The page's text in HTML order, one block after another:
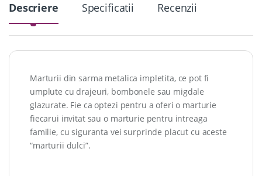
Descriere Specificatii Recenzii
Marturii din sarma metalica impletita, ce pot fi
umplute cu drajeuri, bombonele sau migdale
glazurate. Fie ca optezi pentru a oferi o marturie
fiecarui invitat sau o marturie pentru intreaga
familie, cu siguranta vei surprinde placut cu aceste
“marturii dulci”.